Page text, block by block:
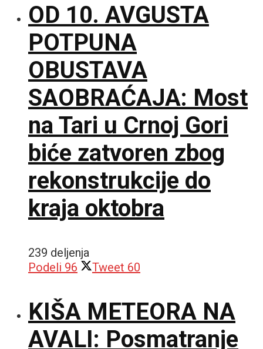
OD 10. AVGUSTA
POTPUNA
OBUSTAVA
SAOBRAĆAJA: Most
na Tari u Crnoj Gori
biće zatvoren zbog
rekonstrukcije do
kraja oktobra
239 deljenja
Podeli 96 Tweet 60
KIŠA METEORA NA
AVALI: Posmatranje